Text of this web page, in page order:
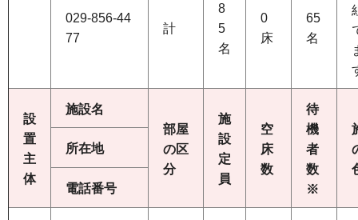
029-856-44
77
計
8
5
名
0
床
65
名
設
置
主
体
施設名
部屋
の区
分
施
設
定
員
空
床
数
待
機
者
数
※
所在地
電話番号